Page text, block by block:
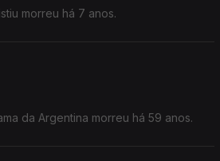
morreu há 7 anos.
da Argentina morreu há 59 anos.